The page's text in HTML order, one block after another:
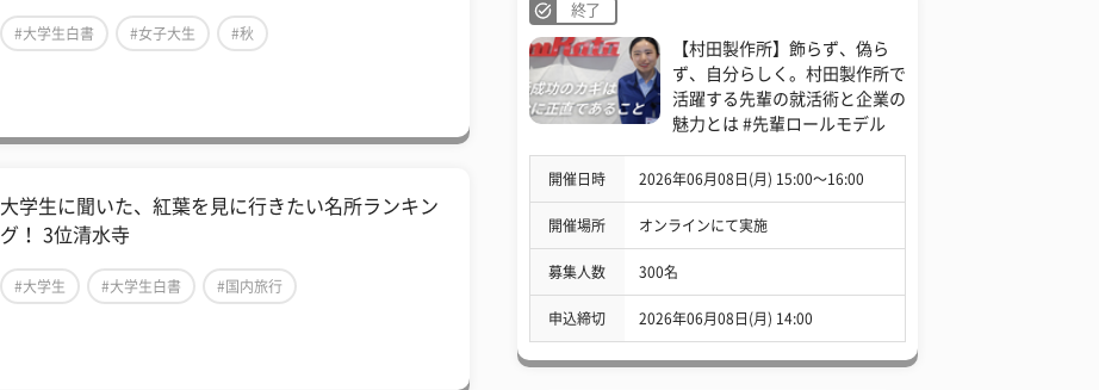
#大学生白書 #女子大生 #秋
大学生に聞いた、紅葉を見に行きたい名所ランキン
グ！ 3位清水寺
#大学生 #大学生白書 #国内旅行
終了
【村田製作所】飾らず、偽ら
ず、自分らしく。村田製作所で
活躍する先輩の就活術と企業の
魅力とは #先輩ロールモデル
開催日時 2026年06月08日(月) 15:00〜16:00
開催場所 オンラインにて実施
募集人数 300名
申込締切 2026年06月08日(月) 14:00